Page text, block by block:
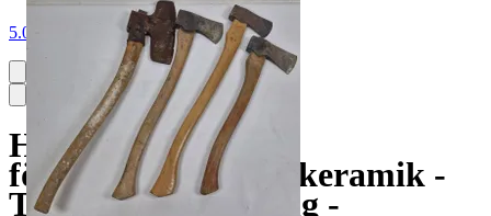
5.0
Hylla i trä med
förvaringsburkar i keramik -
Trähylla - Förvaring -